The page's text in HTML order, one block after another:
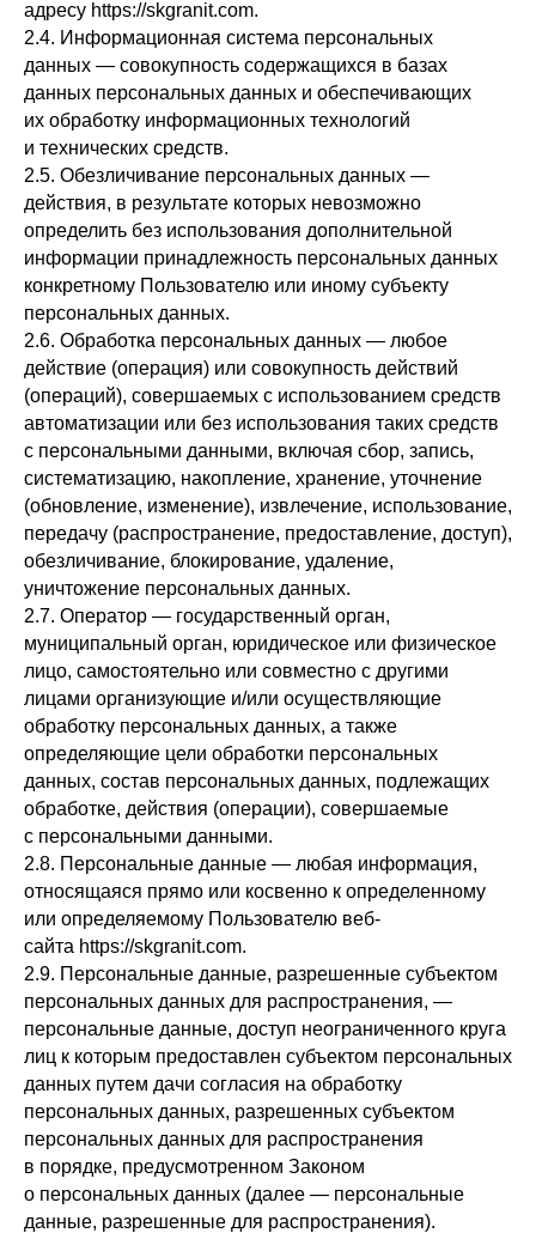
адресу https://skgranit.com.
2.4. Информационная система персональных
данных — совокупность содержащихся в базах
данных персональных данных и обеспечивающих
их обработку информационных технологий
и технических средств.
2.5. Обезличивание персональных данных —
действия, в результате которых невозможно
определить без использования дополнительной
информации принадлежность персональных данных
конкретному Пользователю или иному субъекту
персональных данных.
2.6. Обработка персональных данных — любое
действие (операция) или совокупность действий
(операций), совершаемых с использованием средств
автоматизации или без использования таких средств
с персональными данными, включая сбор, запись,
систематизацию, накопление, хранение, уточнение
(обновление, изменение), извлечение, использование,
передачу (распространение, предоставление, доступ),
обезличивание, блокирование, удаление,
уничтожение персональных данных.
2.7. Оператор — государственный орган,
муниципальный орган, юридическое или физическое
лицо, самостоятельно или совместно с другими
лицами организующие и/или осуществляющие
обработку персональных данных, а также
определяющие цели обработки персональных
данных, состав персональных данных, подлежащих
обработке, действия (операции), совершаемые
с персональными данными.
2.8. Персональные данные — любая информация,
относящаяся прямо или косвенно к определенному
или определяемому Пользователю веб-
сайта https://skgranit.com.
2.9. Персональные данные, разрешенные субъектом
персональных данных для распространения, —
персональные данные, доступ неограниченного круга
лиц к которым предоставлен субъектом персональных
данных путем дачи согласия на обработку
персональных данных, разрешенных субъектом
персональных данных для распространения
в порядке, предусмотренном Законом
о персональных данных (далее — персональные
данные, разрешенные для распространения).